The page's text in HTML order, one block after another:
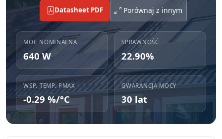
Datasheet PDF Porównaj z innym
MOC NOMINALNA
640 W
SPRAWNOŚĆ
22.90%
WSP. TEMP. PMAX
-0.29 %/°C
GWARANCJA MOCY
30 lat